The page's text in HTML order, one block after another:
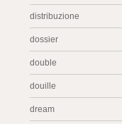
distribuzione
dossier
double
douille
dream